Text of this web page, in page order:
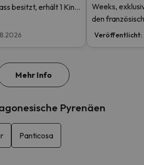
besitzt, erhält 1 Kind
Weeks,
den
Rabatten
Veröffentlicht:
Mehr Info
Pyrenäen
Panticosa